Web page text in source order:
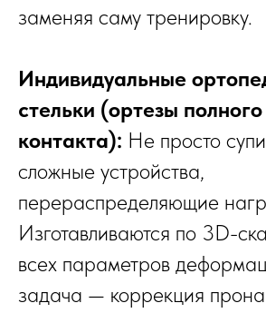
заменяя саму тренировку.
Индивидуальные
стельки (ортезы полного
контакта): Не просто
сложные устройства,
перераспределяющие
Изготавливаются по 3D-
всех параметров
задача — коррекция